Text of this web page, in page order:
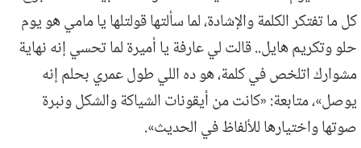
كل ما تفتكر الكلمة والإشادة، لما سألتها قولتلها يا مامي هو يوم
حلو وتكريم هايل.. قالت لي عارفة يا أميرة لما تحسي إنه نهاية
مشوارك اتلخص في كلمة، هو ده اللي طول عمري بحلم إنه
يوصل»، متابعة: «كانت من أيقونات الشياكة والشكل ونبرة
صوتها واختيارها للألفاظ في الحديث».